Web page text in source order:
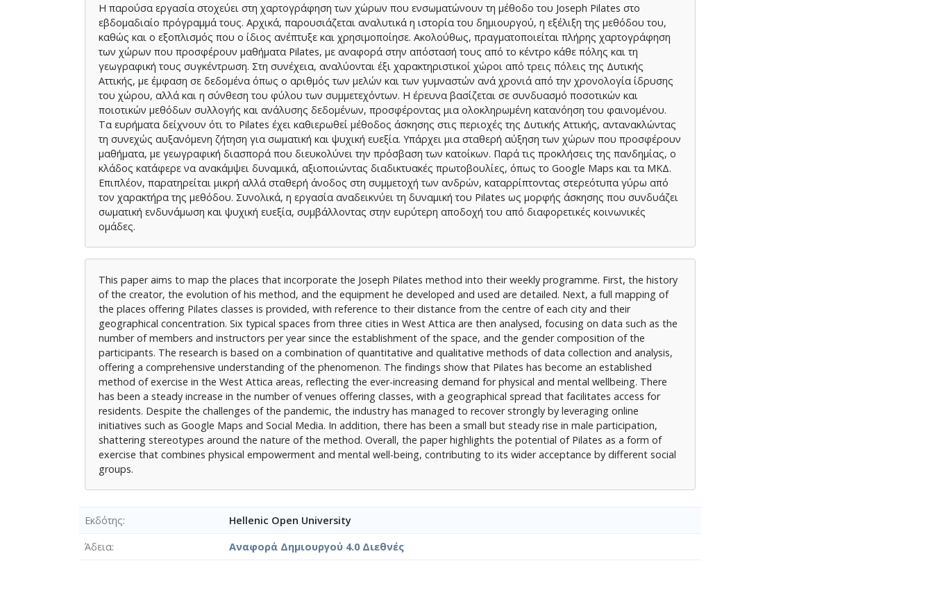
Η παρούσα εργασία στοχεύει στη χαρτογράφηση των χώρων που ενσωματώνουν τη μέθοδο του Joseph Pilates στο
εβδομαδιαίο πρόγραμμά τους. Αρχικά, παρουσιάζεται αναλυτικά η ιστορία του δημιουργού, η εξέλιξη της μεθόδου του,
καθώς και ο εξοπλισμός που ο ίδιος ανέπτυξε και χρησιμοποίησε. Ακολούθως, πραγματοποιείται πλήρης χαρτογράφηση
των χώρων που προσφέρουν μαθήματα Pilates, με αναφορά στην απόστασή τους από το κέντρο κάθε πόλης και τη
γεωγραφική τους συγκέντρωση. Στη συνέχεια, αναλύονται έξι χαρακτηριστικοί χώροι από τρεις πόλεις της Δυτικής
Αττικής, με έμφαση σε δεδομένα όπως ο αριθμός των μελών και των γυμναστών ανά χρονιά από την χρονολογία ίδρυσης
του χώρου, αλλά και η σύνθεση του φύλου των συμμετεχόντων. Η έρευνα βασίζεται σε συνδυασμό ποσοτικών και
ποιοτικών μεθόδων συλλογής και ανάλυσης δεδομένων, προσφέροντας μια ολοκληρωμένη κατανόηση του φαινομένου.
Τα ευρήματα δείχνουν ότι το Pilates έχει καθιερωθεί μέθοδος άσκησης στις περιοχές της Δυτικής Αττικής, αντανακλώντας
τη συνεχώς αυξανόμενη ζήτηση για σωματική και ψυχική ευεξία. Υπάρχει μια σταθερή αύξηση των χώρων που προσφέρουν
μαθήματα, με γεωγραφική διασπορά που διευκολύνει την πρόσβαση των κατοίκων. Παρά τις προκλήσεις της πανδημίας, ο
κλάδος κατάφερε να ανακάμψει δυναμικά, αξιοποιώντας διαδικτυακές πρωτοβουλίες, όπως το Google Maps και τα ΜΚΔ.
Επιπλέον, παρατηρείται μικρή αλλά σταθερή άνοδος στη συμμετοχή των ανδρών, καταρρίπτοντας στερεότυπα γύρω από
τον χαρακτήρα της μεθόδου. Συνολικά, η εργασία αναδεικνύει τη δυναμική του Pilates ως μορφής άσκησης που συνδυάζει
σωματική ενδυνάμωση και ψυχική ευεξία, συμβάλλοντας στην ευρύτερη αποδοχή του από διαφορετικές κοινωνικές
ομάδες.
This paper aims to map the places that incorporate the Joseph Pilates method into their weekly programme. First, the history
of the creator, the evolution of his method, and the equipment he developed and used are detailed. Next, a full mapping of
the places offering Pilates classes is provided, with reference to their distance from the centre of each city and their
geographical concentration. Six typical spaces from three cities in West Attica are then analysed, focusing on data such as the
number of members and instructors per year since the establishment of the space, and the gender composition of the
participants. The research is based on a combination of quantitative and qualitative methods of data collection and analysis,
offering a comprehensive understanding of the phenomenon. The findings show that Pilates has become an established
method of exercise in the West Attica areas, reflecting the ever-increasing demand for physical and mental wellbeing. There
has been a steady increase in the number of venues offering classes, with a geographical spread that facilitates access for
residents. Despite the challenges of the pandemic, the industry has managed to recover strongly by leveraging online
initiatives such as Google Maps and Social Media. In addition, there has been a small but steady rise in male participation,
shattering stereotypes around the nature of the method. Overall, the paper highlights the potential of Pilates as a form of
exercise that combines physical empowerment and mental well-being, contributing to its wider acceptance by different social
groups.
Εκδότης
Hellenic Open University
Άδεια
Αναφορά Δημιουργού 4.0 Διεθνές